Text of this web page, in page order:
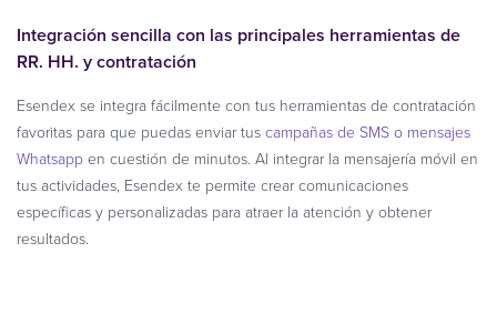
Integración sencilla con las principales herramientas de
RR. HH. y contratación
Esendex se integra fácilmente con tus herramientas de contratación
favoritas para que puedas enviar tuscampañas de SMSo mensajes
Whatsappen cuestión de minutos. Al integrar la mensajería móvil en
tus actividades, Esendex te permite crear comunicaciones
específicas y personalizadas para atraer la atención y obtener
resultados.